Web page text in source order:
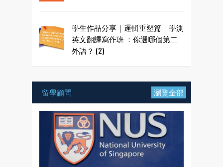
學生作品分享｜邏輯重塑篇｜學測
英文翻譯寫作班 ：你選哪個第二
外語？ (2)
留學顧問 瀏覽全部